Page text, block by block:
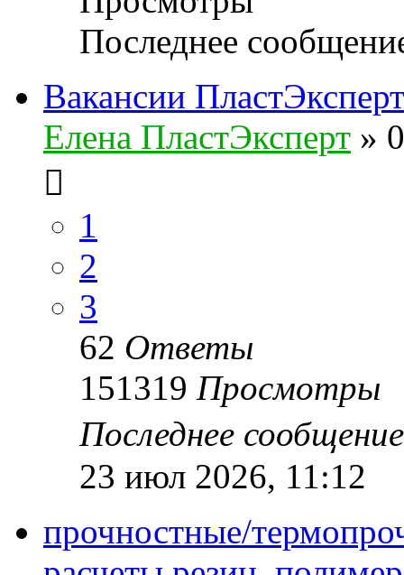
Последнее
Вакансии ПластЭксперт
Елена ПластЭксперт »
1
2
3
62 Ответы
151319 Просмотры
Последнее
23 июл 2026, 11:12
прочностные/